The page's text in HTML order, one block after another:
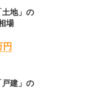
土地」の
場
円
戸建」の